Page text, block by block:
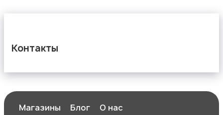
Контакты
Магазины Блог
О нас